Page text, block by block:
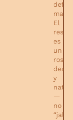
El
es
un
rostro
y
—
no